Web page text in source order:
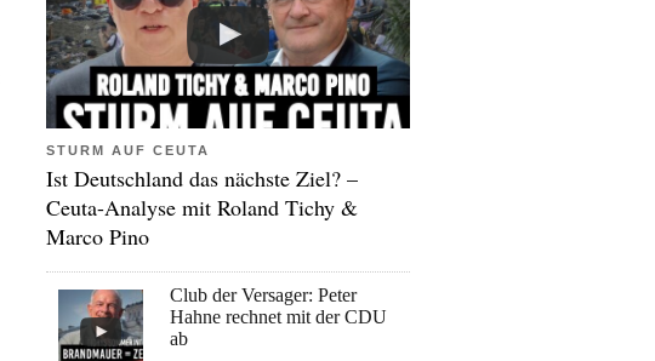
STURM AUF CEUTA
Ist Deutschland das nächste Ziel? –
Ceuta-Analyse mit Roland Tichy &
Marco Pino
Club der Versager: Peter
Hahne rechnet mit der CDU
ab